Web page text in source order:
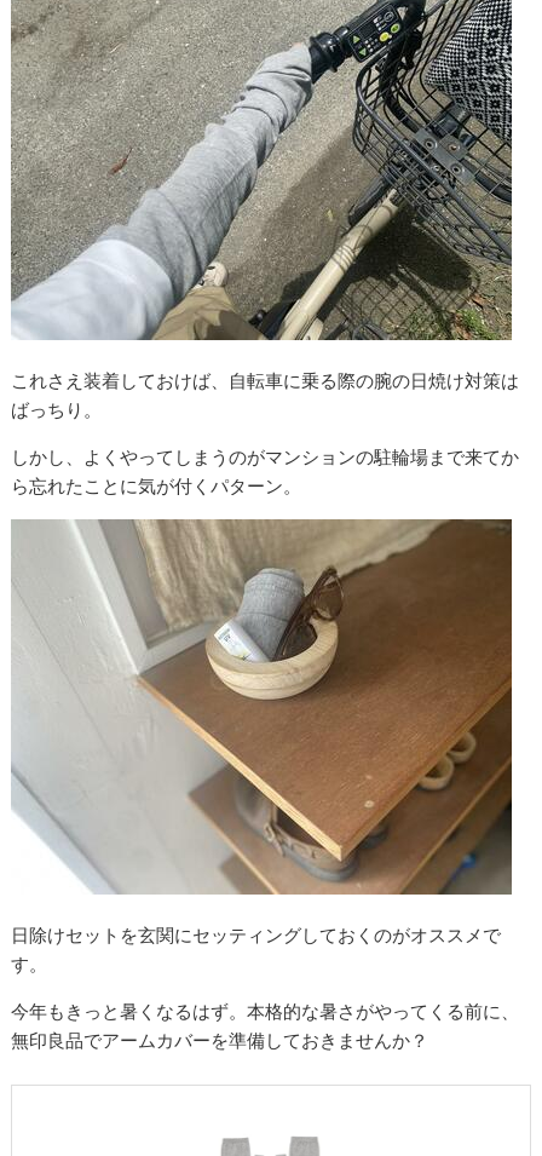
これさえ装着しておけば、自転車に乗る際の腕の日焼け対策は
ばっちり。
しかし、よくやってしまうのがマンションの駐輪場まで来てか
ら忘れたことに気が付くパターン。
日除けセットを玄関にセッティングしておくのがオススメで
す。
今年もきっと暑くなるはず。本格的な暑さがやってくる前に、
無印良品でアームカバーを準備しておきませんか？